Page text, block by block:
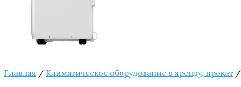
Главная / Климатическое оборудование в аренду, прокат /